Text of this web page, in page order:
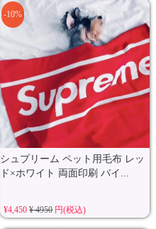
シュプリーム ペット用毛布 レッ
ド×ホワイト 両面印刷 バイ...
-10%
¥4,450¥ 4950円(税込)